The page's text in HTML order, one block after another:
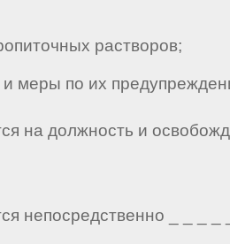
растворов;
меры по их
на должность и
непосредственно _ _ _ _